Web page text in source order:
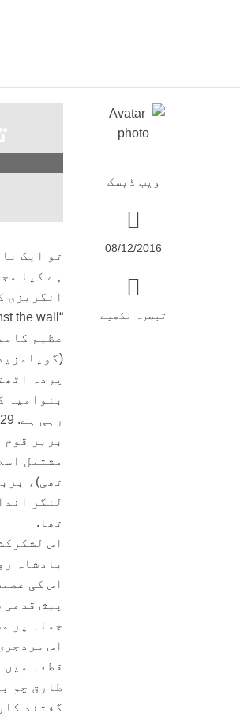
ویب ڈیسک
08/12/2016
تبصرہ لکھیے
تو ایک
ہے کیا
انگریزی
“Great achievement often happens when our backs are up against the wall.”
عظیم
پردہ
بنوامیہ
تھی)،
لنگر
تھا.
اس
بادشاہ
اس کی
پیش
جملہ پر
اس
قطعہ میں
طارق چو
گفتند